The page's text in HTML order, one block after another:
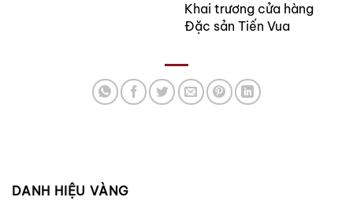
Khai trương cửa hàng
Đặc sản Tiến Vua
DANH HIỆU VÀNG